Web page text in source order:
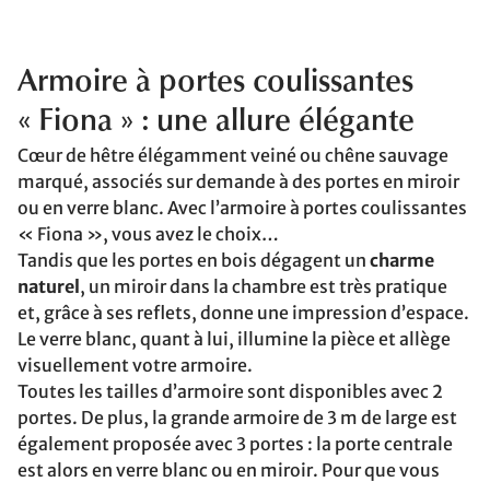
Armoire à portes coulissantes
« Fiona » : une allure élégante
Cœur de hêtre élégamment veiné ou chêne sauvage
marqué, associés sur demande à des portes en miroir
ou en verre blanc. Avec l’armoire à portes coulissantes
« Fiona », vous avez le choix…
Tandis que les portes en bois dégagent un charme
naturel , un miroir dans la chambre est très pratique
et, grâce à ses reflets, donne une impression d’espace.
Le verre blanc, quant à lui, illumine la pièce et allège
visuellement votre armoire.
Toutes les tailles d’armoire sont disponibles avec 2
portes. De plus, la grande armoire de 3 m de large est
également proposée avec 3 portes : la porte centrale
est alors en verre blanc ou en miroir. Pour que vous